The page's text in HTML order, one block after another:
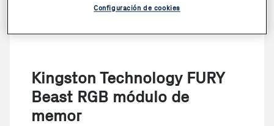
Kingston Technology FURY
Beast RGB módulo de
memor
Configuración de cookies